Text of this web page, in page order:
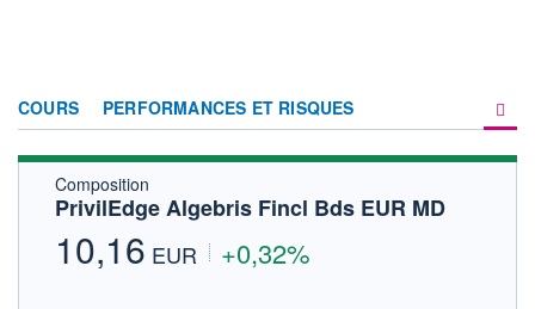
COURS PERFORMANCES ET RISQUES
Composition
PrivilEdge Algebris Fincl Bds EUR MD
10,16 EUR +0,32%